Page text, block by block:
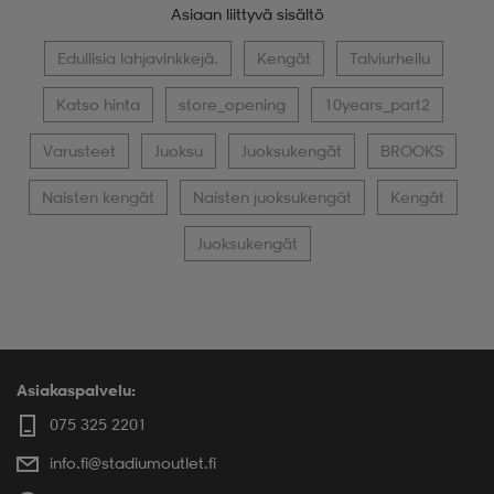
Asiaan liittyvä sisältö
Edullisia lahjavinkkejä. Kengät Talviurheilu
Katso hinta store_opening 10years_part2
Varusteet Juoksu Juoksukengät BROOKS
Naisten kengät Naisten juoksukengät Kengät
Juoksukengät
Asiakaspalvelu:
075 325 2201
info.fi@stadiumoutlet.fi